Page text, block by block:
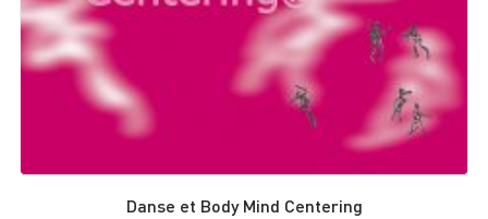
Danse et Body Mind Centering